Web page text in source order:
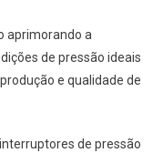
aprimorando a
de pressão ideais
e qualidade de
de pressão